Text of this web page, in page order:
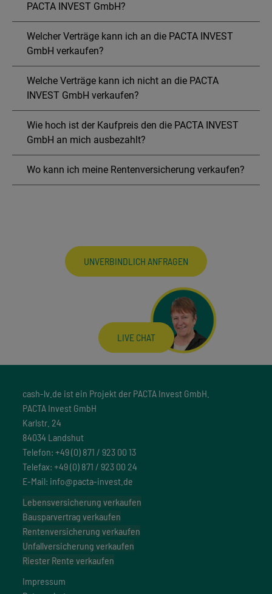
PACTA INVEST GmbH?
Welcher Verträge kann ich an die PACTA INVEST
GmbH verkaufen?
Welche Verträge kann ich nicht an die PACTA
INVEST GmbH verkaufen?
Wie hoch ist der Kaufpreis den die PACTA INVEST
GmbH an mich ausbezahlt?
Wo kann ich meine Rentenversicherung verkaufen?
UNVERBINDLICH ANFRAGEN
LIVE CHAT
cash-lv.de ist ein Projekt der PACTA Invest GmbH.
PACTA Invest GmbH
Karlstr. 24
84034 Landshut
Telefon: +49 (0) 871 / 923 00 13
Telefax: +49 (0) 871 / 923 00 24
E-Mail: info@pacta-invest.de
Lebensversicherung verkaufen
Bausparvertrag verkaufen
Rentenversicherung verkaufen
Unfallversicherung verkaufen
Riester Rente verkaufen
Impressum